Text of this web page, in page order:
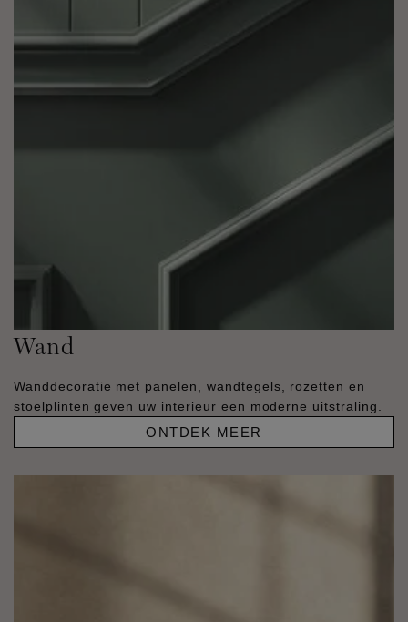
Wand
Wanddecoratie met panelen, wandtegels, rozetten en
stoelplinten geven uw interieur een moderne uitstraling.
ONTDEK MEER